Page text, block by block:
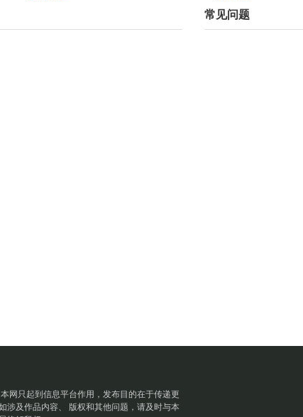
常见问题
网只起到信息平台作用，发布目的在于传递更
涉及作品内容、 版权和其他问题，请及时与本